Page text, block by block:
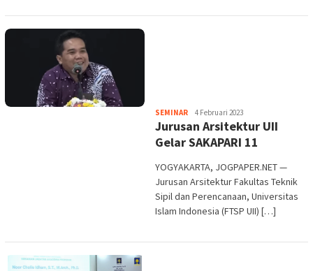
SEMINARHeri
Purwata
4 Februari 2023
Jurusan Arsitektur UII
Gelar SAKAPARI 11
YOGYAKARTA, JOGPAPER.NET —
Jurusan Arsitektur Fakultas Teknik
Sipil dan Perencanaan, Universitas
Islam Indonesia (FTSP UII) […]